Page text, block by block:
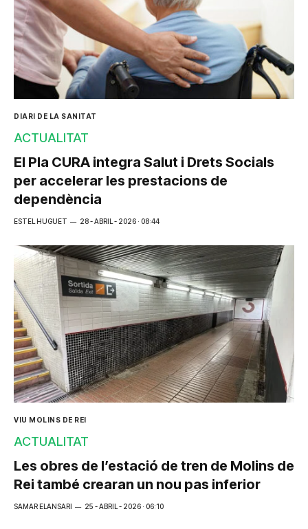
DIARI DE LA SANITAT
ACTUALITAT
El Pla CURA integra Salut i Drets Socials
per accelerar les prestacions de
dependència
ESTEL HUGUET 28 - ABRIL - 2026 · 08:44
VIU MOLINS DE REI
ACTUALITAT
Les obres de l’estació de tren de Molins de
Rei també crearan un nou pas inferior
SAMAR ELANSARI 25 - ABRIL - 2026 · 06:10